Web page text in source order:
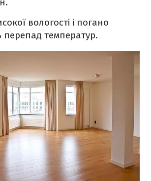
вологості і погано
перепад температур.